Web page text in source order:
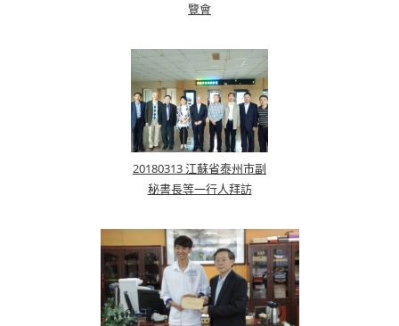
覽會
20180313 江蘇省泰州巿副
秘書長等一行人拜訪